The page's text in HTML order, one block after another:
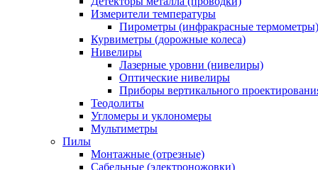
Измерители температуры
Пирометры (инфракрасные термометры)
Курвиметры (дорожные колеса)
Нивелиры
Лазерные уровни (нивелиры)
Оптические нивелиры
Приборы вертикального
Теодолиты
Угломеры и уклономеры
Мультиметры
Пилы
Монтажные (отрезные)
Сабельные (электроножовки)